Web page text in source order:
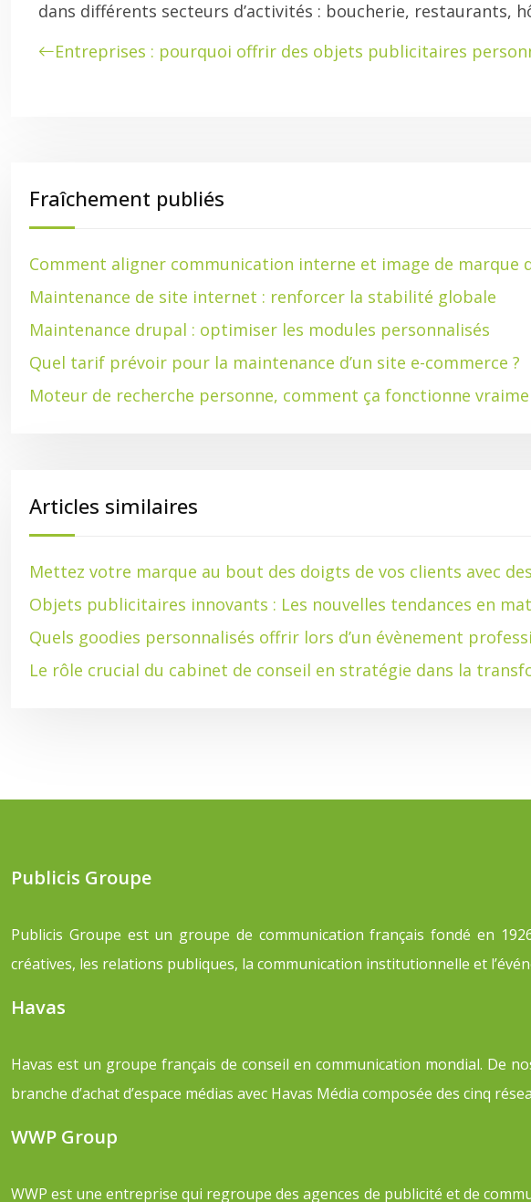
dans différents secteurs d’activités : boucherie, restaurants,
Entreprises : pourquoi offrir des objets publicitaires
Fraîchement publiés
Comment aligner communication interne et image de marque
Maintenance de site internet : renforcer la stabilité globale
Maintenance drupal : optimiser les modules personnalisés
Quel tarif prévoir pour la maintenance d’un site e-commerce ?
Moteur de recherche personne, comment ça fonctionne
Articles similaires
Mettez votre marque au bout des doigts de vos clients avec
Objets publicitaires innovants : Les nouvelles tendances en
Quels goodies personnalisés offrir lors d’un évènement
Le rôle crucial du cabinet de conseil en stratégie dans la
Publicis Groupe
Publicis Groupe est un groupe de communication français fondé en
créatives, les relations publiques, la communication institutionnelle et
Havas
Havas est un groupe français de conseil en communication mondial. De
branche d’achat d’espace médias avec Havas Média composée des cinq
WWP Group
WWP est une entreprise qui regroupe des agences de publicité et de